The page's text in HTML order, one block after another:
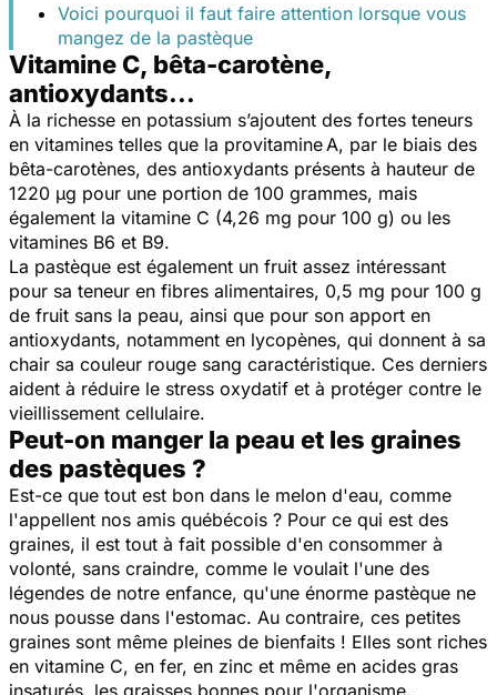
Voici pourquoi il faut faire attention lorsque vous
mangez de la pastèque
Vitamine C, bêta-carotène,
antioxydants...
À la richesse en potassium s’ajoutent des fortes teneurs
en vitamines telles que la provitamine A, par le biais des
bêta-carotènes, des antioxydants présents à hauteur de
1220 µg pour une portion de 100 grammes, mais
également la vitamine C (4,26 mg pour 100 g) ou les
vitamines B6 et B9.
La pastèque est également un fruit assez intéressant
pour sa teneur en fibres alimentaires, 0,5 mg pour 100 g
de fruit sans la peau, ainsi que pour son apport en
antioxydants, notamment en lycopènes, qui donnent à sa
chair sa couleur rouge sang caractéristique. Ces derniers
aident à réduire le stress oxydatif et à protéger contre le
vieillissement cellulaire.
Peut-on manger la peau et les graines
des pastèques ?
Est-ce que tout est bon dans le melon d'eau, comme
l'appellent nos amis québécois ? Pour ce qui est des
graines, il est tout à fait possible d'en consommer à
volonté, sans craindre, comme le voulait l'une des
légendes de notre enfance, qu'une énorme pastèque ne
nous pousse dans l'estomac. Au contraire, ces petites
graines sont même pleines de bienfaits ! Elles sont riches
en vitamine C, en fer, en zinc et même en acides gras
insaturés, les graisses bonnes pour l'organisme.